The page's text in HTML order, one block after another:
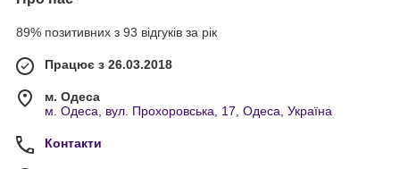
89% позитивних з 93 відгуків за рік
Працює з 26.03.2018
м. Одеса
м. Одеса, вул. Прохоровська, 17, Одеса, Україна
Контакти